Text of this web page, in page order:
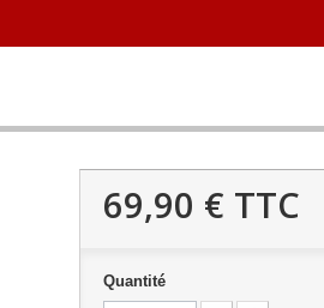
69,90 € TTC
Quantité